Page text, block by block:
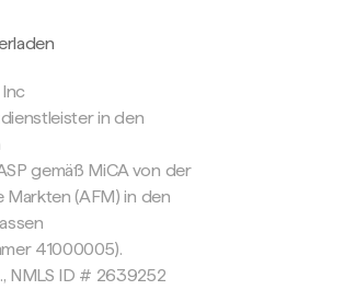
in den
gemäß MiCA von der
(AFM) in den
41000005).
NMLS ID # 2639252